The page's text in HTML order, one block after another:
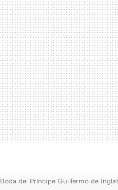
Boda del Príncipe Guillermo de